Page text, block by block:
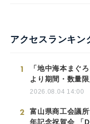
アクセスランキン
1
「地中海本まぐ
より期間・数量
2026.08.04 14:00
2
富山県商工会議
年記念祝賀会 「